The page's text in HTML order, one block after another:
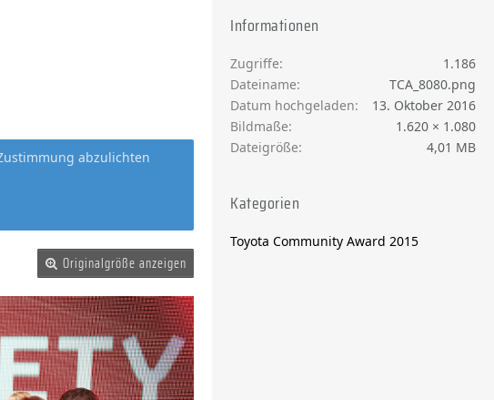
abzulichten
Originalgröße anzeigen
Informationen
Zugriffe
1.186
Dateiname
TCA_8080.png
Datum hochgeladen
13. Oktober 2016
Bildmaße
1.620 × 1.080
Dateigröße
4,01 MB
Kategorien
Toyota Community Award 2015